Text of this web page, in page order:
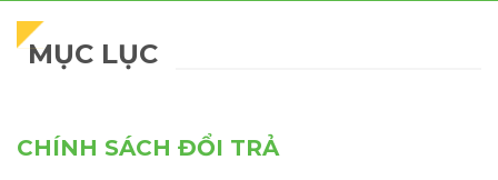
MỤC LỤC
CHÍNH SÁCH ĐỔI TRẢ